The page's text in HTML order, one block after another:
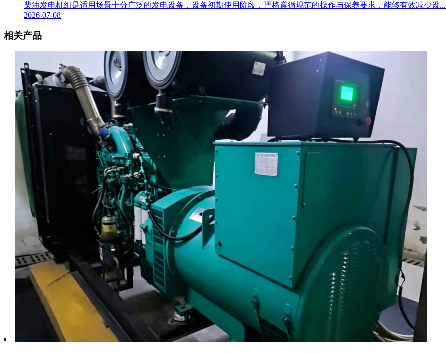
柴油发电机组是适用场景十分广泛的发电设备，设备初期使用阶段，严格遵循规范的操作与保养要求，能够有效减少设...
2026-07-08
相关产品